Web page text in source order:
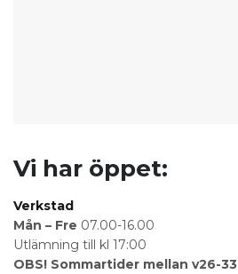
Vi har öppet:
Verkstad
Mån – Fre 07.00-16.00
Utlämning till kl 17:00
OBS! Sommartider mellan v26-33